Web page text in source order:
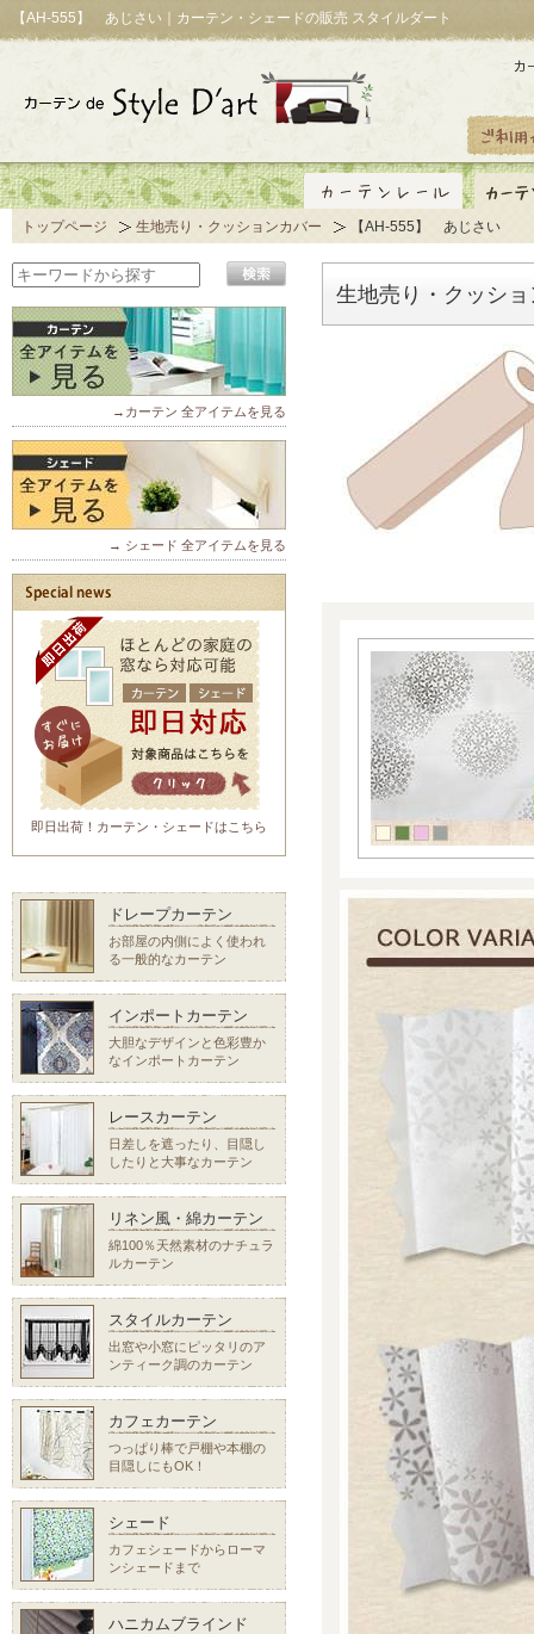
【AH-555】 あじさい｜カーテン・シェードの販売 スタイルダート
トップページ 生地売り・クッションカバー 【AH-555】 あじさい
生地売り・クッシ
→カーテン 全アイテムを見る
→ シェード 全アイテムを見る
即日出荷！カーテン・シェードはこちら
ドレープカーテン
お部屋の内側によく使われ
る一般的なカーテン
インポートカーテン
大胆なデザインと色彩豊か
なインポートカーテン
レースカーテン
日差しを遮ったり、目隠し
したりと大事なカーテン
リネン風・綿カーテン
綿100％天然素材のナチュラ
ルカーテン
スタイルカーテン
出窓や小窓にピッタリのア
ンティーク調のカーテン
カフェカーテン
つっぱり棒で戸棚や本棚の
目隠しにもOK！
シェード
カフェシェードからローマ
ンシェードまで
ハニカムブラインド